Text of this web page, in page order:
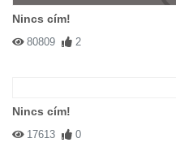
Nincs cím!
80809 2
Nincs cím!
17613 0